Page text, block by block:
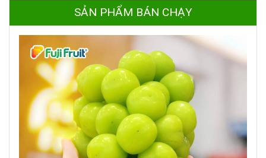
SẢN PHẨM BÁN CHẠY